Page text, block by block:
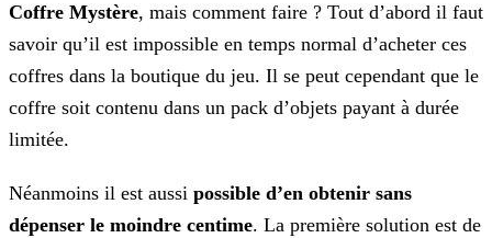
Coffre Mystère, mais comment faire ? Tout d’abord il faut
savoir qu’il est impossible en temps normal d’acheter ces
coffres dans la boutique du jeu. Il se peut cependant que le
coffre soit contenu dans un pack d’objets payant à durée
limitée.
Néanmoins il est aussi possible d’en obtenir sans
dépenser le moindre centime. La première solution est de